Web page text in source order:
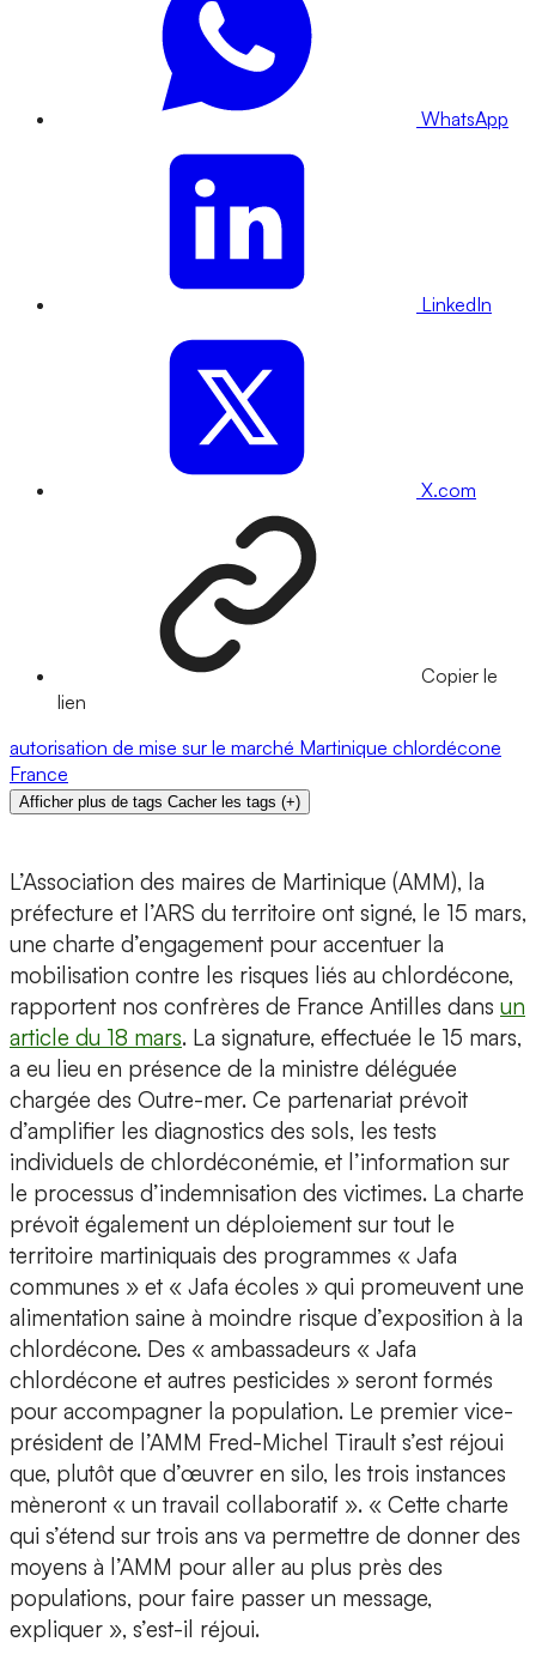
WhatsApp
LinkedIn
X.com
Copier le
lien
autorisation de mise sur le marché Martinique chlordécone
France
Afficher plus de tags Cacher les tags (+)
L’Association des maires de Martinique (AMM), la
préfecture et l’ARS du territoire ont signé, le 15 mars,
une charte d’engagement pour accentuer la
mobilisation contre les risques liés au chlordécone,
rapportent nos confrères de France Antilles dans un
article du 18 mars. La signature, effectuée le 15 mars,
a eu lieu en présence de la ministre déléguée
chargée des Outre-mer. Ce partenariat prévoit
d’amplifier les diagnostics des sols, les tests
individuels de chlordéconémie, et l’information sur
le processus d’indemnisation des victimes. La charte
prévoit également un déploiement sur tout le
territoire martiniquais des programmes « Jafa
communes » et « Jafa écoles » qui promeuvent une
alimentation saine à moindre risque d’exposition à la
chlordécone. Des « ambassadeurs « Jafa
chlordécone et autres pesticides » seront formés
pour accompagner la population. Le premier vice-
président de l’AMM Fred-Michel Tirault s’est réjoui
que, plutôt que d’œuvrer en silo, les trois instances
mèneront « un travail collaboratif ». « Cette charte
qui s’étend sur trois ans va permettre de donner des
moyens à l’AMM pour aller au plus près des
populations, pour faire passer un message,
expliquer », s’est-il réjoui.